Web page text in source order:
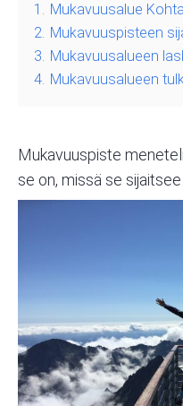
1. Mukavuusalue
2. Mukavuuspisteen
3. Mukavuusalueen
4. Mukavuusalueen
Mukavuuspiste
se on, missä se